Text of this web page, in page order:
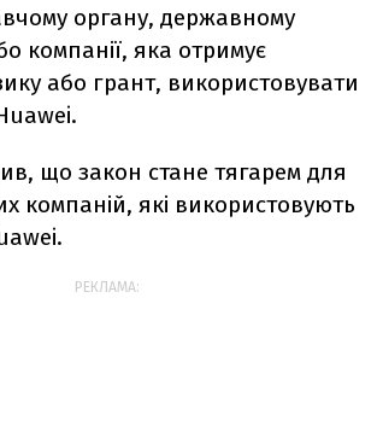
органу, державному
компанії, яка отримує
або грант, використовувати
що закон стане тягарем для
компаній, які використовують
РЕКЛАМА: